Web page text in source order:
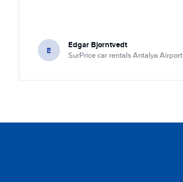
E Edgar Bjorntvedt
SurPrice car rentals Antalya Airport